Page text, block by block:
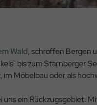
Wald, schroffen Bergen
bis zum Starnberger
Möbelbau oder als
ein Rückzugsgebiet.